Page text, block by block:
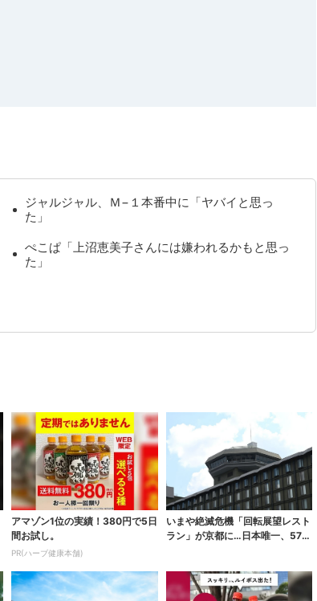
ジャルジャル、Ｍ−１本番中に「ヤバイと思っ
た」
ぺこぱ「上沼恵美子さんには嫌われるかもと思っ
た」
アマゾン1位の実績！380円で5日
間お試し。
PR(ハーブ健康本舗)
いまや絶滅危機「回転展望レスト
ラン」が京都に…日本唯一、57年